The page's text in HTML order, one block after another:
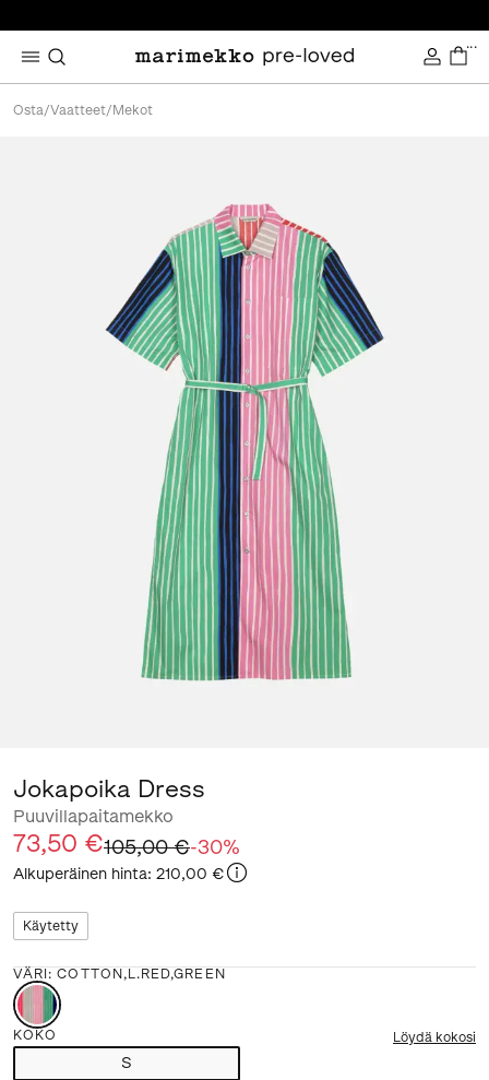
...
Osta/Vaatteet/ Mekot
Jokapoika Dress
Puuvillapaitamekko
73,50 €105,00 €-30%
Alkuperäinen hinta: 210,00 €
Käytetty
VÄRI :COTTON,L.RED,GREEN
KOKO Löydä kokosi
S